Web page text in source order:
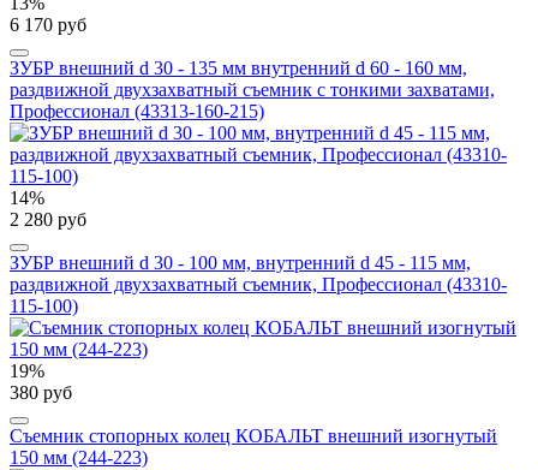
6 170 руб
ЗУБР внешний d 30 - 135 мм внутренний d 60 - 160 мм,
раздвижной двухзахватный съемник с тонкими захватами,
Профессионал (43313-160-215)
14%
2 280 руб
ЗУБР внешний d 30 - 100 мм, внутренний d 45 - 115 мм,
раздвижной двухзахватный съемник, Профессионал (43310-
115-100)
19%
380 руб
Съемник стопорных колец КОБАЛЬТ внешний изогнутый
150 мм (244-223)